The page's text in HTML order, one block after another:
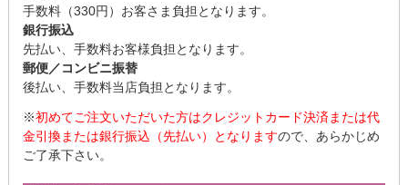
手数料（330円）お客さま負担となります。
銀行振込
先払い、手数料お客様負担となります。
郵便／コンビニ振替
後払い、手数料当店負担となります。
※初めてご注文いただいた方はクレジットカード決済または代
金引換または銀行振込（先払い）となりますので、あらかじめ
ご了承下さい。